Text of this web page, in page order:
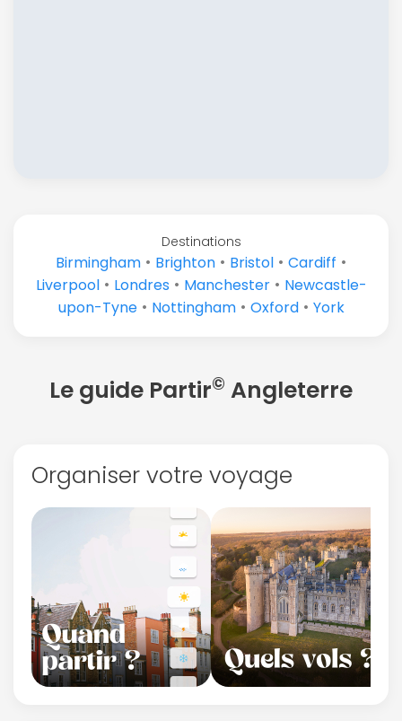
Destinations
Birmingham • Brighton • Bristol • Cardiff •
Liverpool• Londres • Manchester• Newcastle-
upon-Tyne• Nottingham• Oxford• York
Le guide Partir© Angleterre
Organiser votre voyage